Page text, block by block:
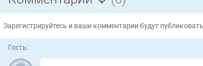
Зарегистрируйтесь и ваши комментарии будут
Гость: